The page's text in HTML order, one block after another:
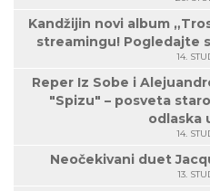
Kandžijin novi album
streamingu! Pogledajte
14.
Reper Iz Sobe i
"Spizu" – posveta
odlaska
14.
Neočekivani duet
13.